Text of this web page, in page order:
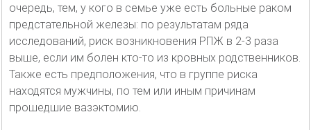
очередь, тем, у кого в семье уже есть больные раком
предстательной железы: по результатам ряда
исследований, риск возникновения РПЖ в 2-3 раза
выше, если им болен кто-то из кровных родственников.
Также есть предположения, что в группе риска
находятся мужчины, по тем или иным причинам
прошедшие вазэктомию.